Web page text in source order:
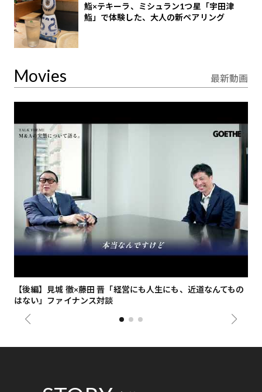
鮨×テキーラ、ミシュラン1つ星「宇田津
鮨」で体験した、大人の新ペアリング
Movies 最新動画
【後編】見城 徹×藤田 晋「経営にも人生にも、近道なんてもの
はない」ファイナンス対談